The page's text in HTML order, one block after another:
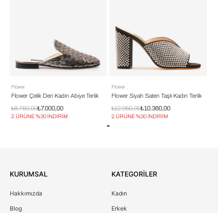
Flower
Flower Çelik Deri Kadın Abiye Terlik
₺7.000,00
₺8.750,00
2.ÜRÜNE %30 İNDİRİM
Flower
Flower Siyah Saten Taşlı Kadın Terlik
₺10.360,00
₺12.950,00
2.ÜRÜNE %30 İNDİRİM
KURUMSAL
Hakkımızda
Blog
KATEGORİLER
Kadın
Erkek